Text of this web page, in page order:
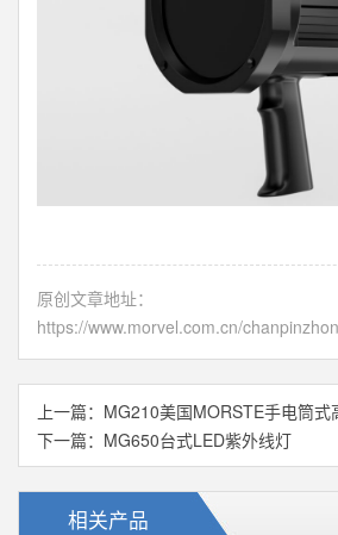
原创文章地址：
https://www.morvel.com.cn/
上一篇： MG210美国MORSTE手电筒式
下一篇： MG650台式LED紫外线灯
相关产品